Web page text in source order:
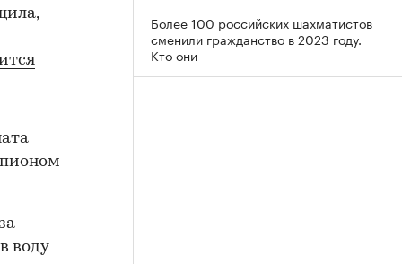
,
воду
Более 100 российских шахматистов
сменили гражданство в 2023 году.
Кто они